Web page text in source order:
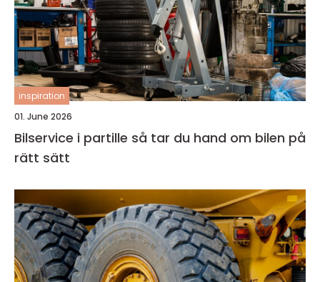
inspiration
01. June 2026
Bilservice i partille så tar du hand om bilen på
rätt sätt